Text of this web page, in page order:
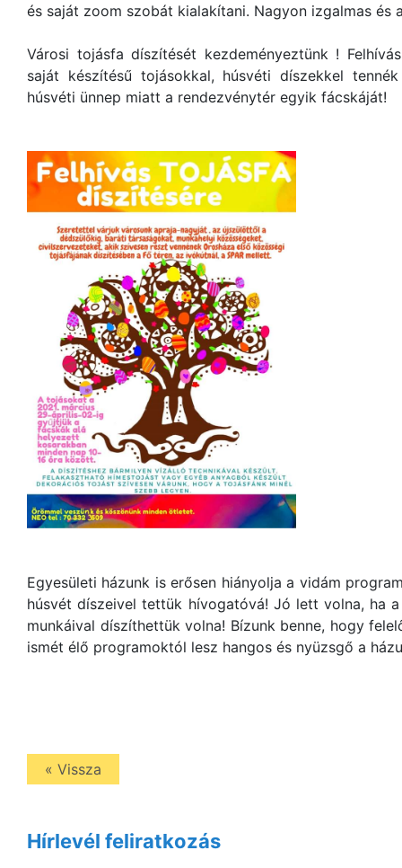
és saját zoom szobát kialakítani. Nagyon izgalmas és
Városi tojásfa díszítését kezdeményeztünk !
saját készítésű tojásokkal, húsvéti díszekkel
húsvéti ünnep miatt a rendezvénytér egyik fácskáját!
Egyesületi házunk is erősen hiányolja a vidám
húsvét díszeivel tettük hívogatóvá! Jó lett volna, ha
munkáival díszíthettük volna! Bízunk benne, hogy
ismét élő programoktól lesz hangos és nyüzsgő a
« Vissza
Hírlevél feliratkozás